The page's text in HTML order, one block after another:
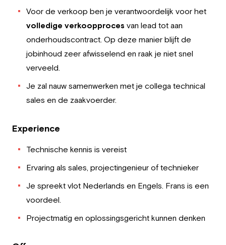
Voor de verkoop ben je verantwoordelijk voor het
volledige verkoopproces van lead tot aan
onderhoudscontract. Op deze manier blijft de
jobinhoud zeer afwisselend en raak je niet snel
verveeld.
Je zal nauw samenwerken met je collega technical
sales en de zaakvoerder.
Experience
Technische kennis is vereist
Ervaring als sales, projectingenieur of technieker
Je spreekt vlot Nederlands en Engels. Frans is een
voordeel.
Projectmatig en oplossingsgericht kunnen denken